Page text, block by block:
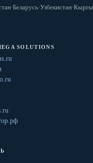
·Беларусь·Узбекистан·
SOLUTIONS